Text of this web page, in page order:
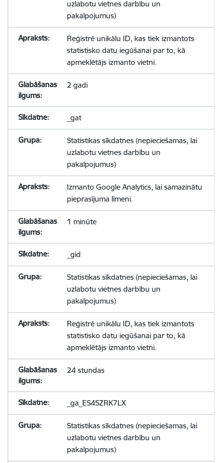
uzlabotu vietnes darbību un
pakalpojumus)
Reģistrē unikālu ID, kas tiek izmantots
statistisko datu iegūšanai par to, kā
apmeklētājs izmanto vietni.
2 gadi
_gat
Statistikas sīkdatnes (nepieciešamas, lai
uzlabotu vietnes darbību un
pakalpojumus)
Izmanto Google Analytics, lai samazinātu
pieprasījuma līmeni.
1 minūte
_gid
Statistikas sīkdatnes (nepieciešamas, lai
uzlabotu vietnes darbību un
pakalpojumus)
Reģistrē unikālu ID, kas tiek izmantots
statistisko datu iegūšanai par to, kā
apmeklētājs izmanto vietni.
24 stundas
_ga_ES4SZRK7LX
Statistikas sīkdatnes (nepieciešamas, lai
uzlabotu vietnes darbību un
pakalpojumus)